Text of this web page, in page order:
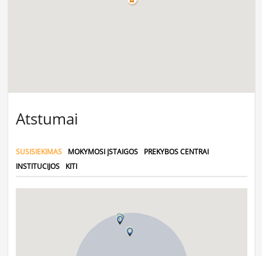
Atstumai
SUSISIEKIMAS MOKYMOSI ĮSTAIGOS
PREKYBOS CENTRAI
INSTITUCIJOS
KITI